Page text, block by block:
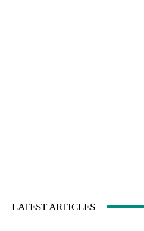
LATEST ARTICLES